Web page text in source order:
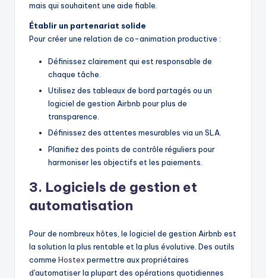
mais qui souhaitent une aide fiable.
Établir un partenariat solide
Pour créer une relation de co-animation productive :
Définissez clairement qui est responsable de
chaque tâche.
Utilisez des tableaux de bord partagés ou un
logiciel de gestion Airbnb pour plus de
transparence.
Définissez des attentes mesurables via un SLA.
Planifiez des points de contrôle réguliers pour
harmoniser les objectifs et les paiements.
3. Logiciels de gestion et
automatisation
Pour de nombreux hôtes, le logiciel de gestion Airbnb est
la solution la plus rentable et la plus évolutive. Des outils
comme Hostexpermettre aux propriétaires
d'automatiser la plupart des opérations quotidiennes